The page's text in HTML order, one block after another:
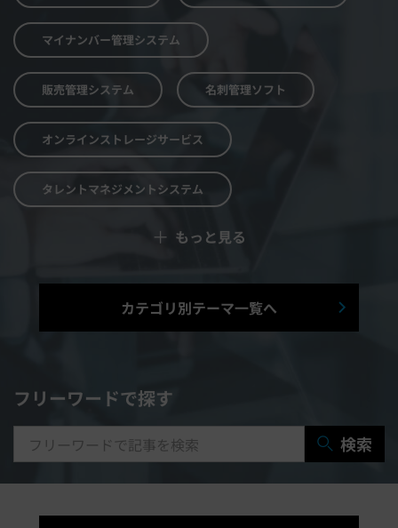
マイナンバー管理システム
販売管理システム 名刺管理ソフト
オンラインストレージサービス
タレントマネジメントシステム
Web面接システム
シフト管理システム
契約書レビューシステム
研修システム 受付システム
出張管理システム 賃貸管理システム
＋ もっと見る
カテゴリ別テーマ一覧へ
フリーワードで探す
検索